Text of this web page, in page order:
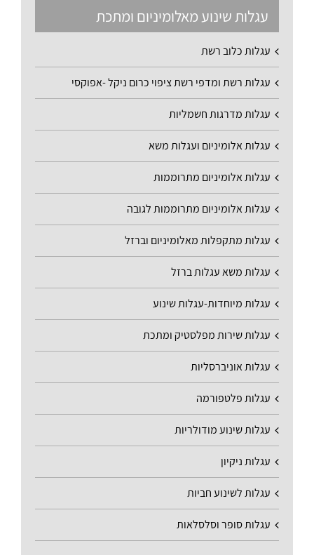
עגלות שינוע מאלומיניום ומתכת
עגלות כלוב רשת
עגלות רשת ומדפי רשת ציפוי כרום ניקל -אפוקסי
עגלות מדרגות חשמליות
עגלות אלומיניום ועגלות משא
עגלות אלומיניום מתרוממות
עגלות אלומיניום מתרוממות לגובה
עגלות מתקפלות מאלומיניום וברזל
עגלות משא עגלות ברזל
עגלות מיוחדות-עגלות שינוע
עגלות שירות מפלסטיק ומתכת
עגלות אוניברסליות
עגלות פלטפורמה
עגלות שינוע מודולריות
עגלות ניקיון
עגלות לשינוע חביות
עגלות סופר וסלסלאות